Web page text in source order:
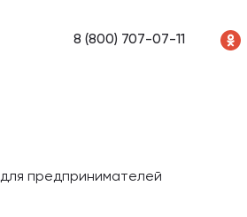
8 (800) 707-07-11
предпринимателей